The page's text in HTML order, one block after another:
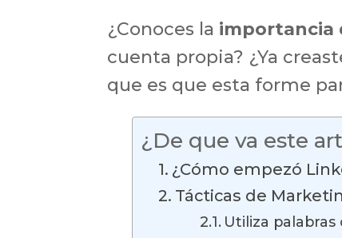
¿Conoces la importancia
cuenta propia? ¿Ya
que es que esta forme
¿De que va este
¿Cómo empezó
Tácticas de
Utiliza palabras